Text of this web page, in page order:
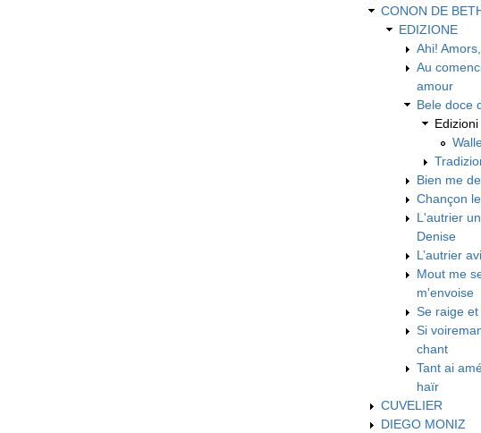
CONON DE
EDIZIONE
Ahi!
Au
amour
Bele doce
Edizioni
Bien me
Chançon
L'autrier
Denise
L’autrier
Mout me
m'envoise
Se raige
Si
chant
Tant ai
haïr
CUVELIER
DIEGO MONIZ